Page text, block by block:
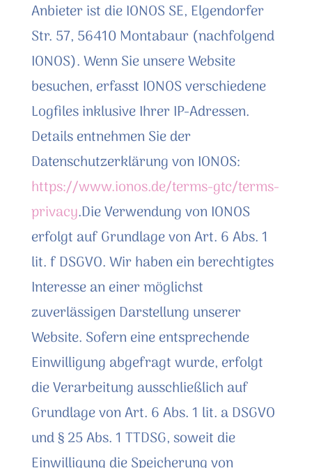
Anbieter ist die IONOS SE, Elgendorfer
Str. 57, 56410 Montabaur (nachfolgend
IONOS). Wenn Sie unsere Website
besuchen, erfasst IONOS verschiedene
Logfiles inklusive Ihrer IP-Adressen.
Details entnehmen Sie der
Datenschutzerklärung von IONOS:
https://www.ionos.de/terms-gtc/terms-
privacy.Die Verwendung von IONOS
erfolgt auf Grundlage von Art. 6 Abs. 1
lit. f DSGVO. Wir haben ein berechtigtes
Interesse an einer möglichst
zuverlässigen Darstellung unserer
Website. Sofern eine entsprechende
Einwilligung abgefragt wurde, erfolgt
die Verarbeitung ausschließlich auf
Grundlage von Art. 6 Abs. 1 lit. a DSGVO
und § 25 Abs. 1 TTDSG, soweit die